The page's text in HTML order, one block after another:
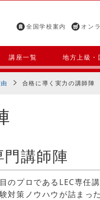
全国学校案内 オン
講座一覧 地方上級・
合格に導く実力の講師陣
講師陣
のプロであるLEC専任
対策ノウハウが詰まっ